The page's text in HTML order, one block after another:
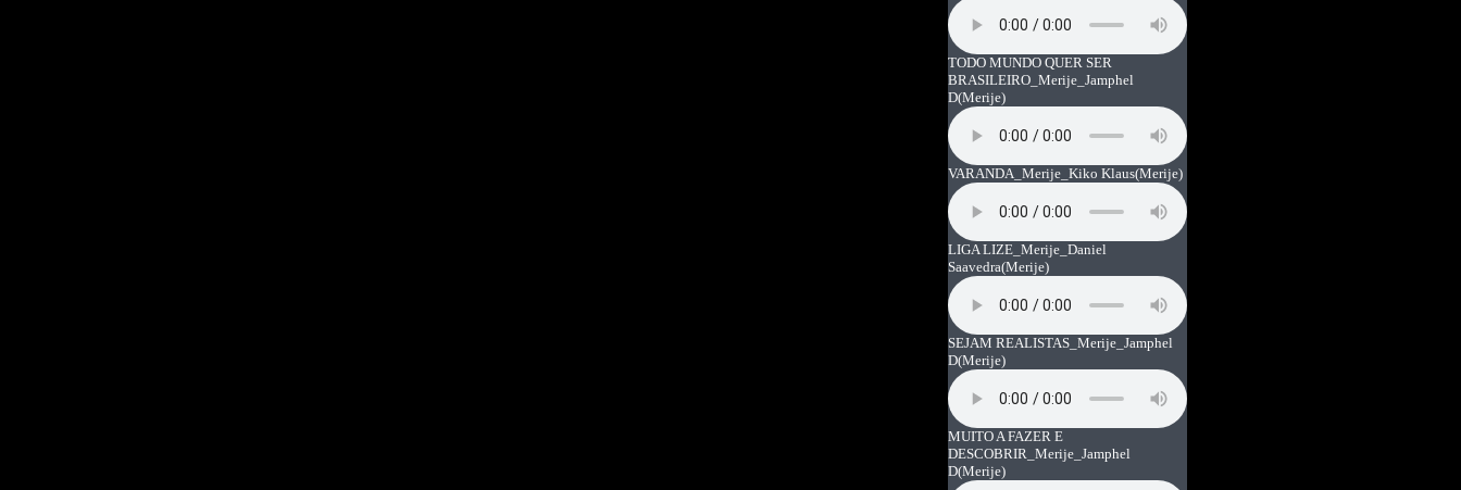
TODO MUNDO QUER SER
BRASILEIRO_Merije_Jamphel
D(Merije)
VARANDA_Merije_Kiko Klaus(Merije)
LIGA LIZE_Merije_Daniel
Saavedra(Merije)
SEJAM REALISTAS_Merije_Jamphel
D(Merije)
MUITO A FAZER E
DESCOBRIR_Merije_Jamphel
D(Merije)